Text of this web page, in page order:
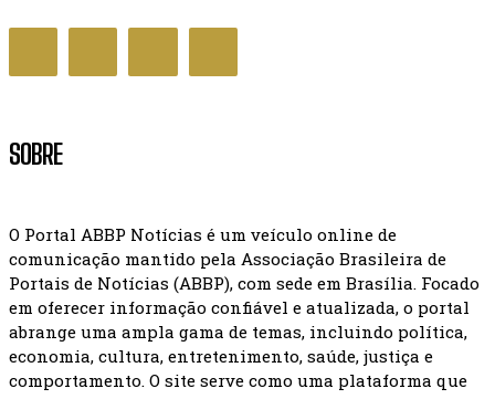
SOBRE
O Portal ABBP Notícias é um veículo online de
comunicação mantido pela Associação Brasileira de
Portais de Notícias (ABBP), com sede em Brasília. Focado
em oferecer informação confiável e atualizada, o portal
abrange uma ampla gama de temas, incluindo política,
economia, cultura, entretenimento, saúde, justiça e
comportamento. O site serve como uma plataforma que